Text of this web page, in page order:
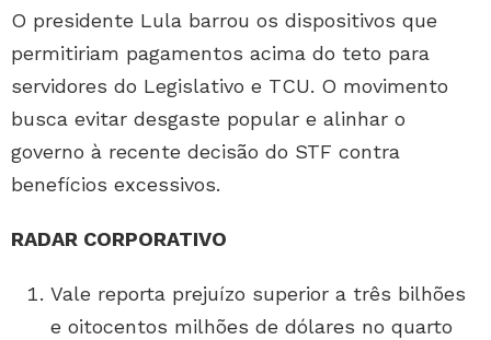
O presidente Lula barrou os dispositivos que
permitiriam pagamentos acima do teto para
servidores do Legislativo e TCU. O movimento
busca evitar desgaste popular e alinhar o
governo à recente decisão do STF contra
benefícios excessivos.
RADAR CORPORATIVO
Vale reporta prejuízo superior a três bilhões
e oitocentos milhões de dólares no quarto